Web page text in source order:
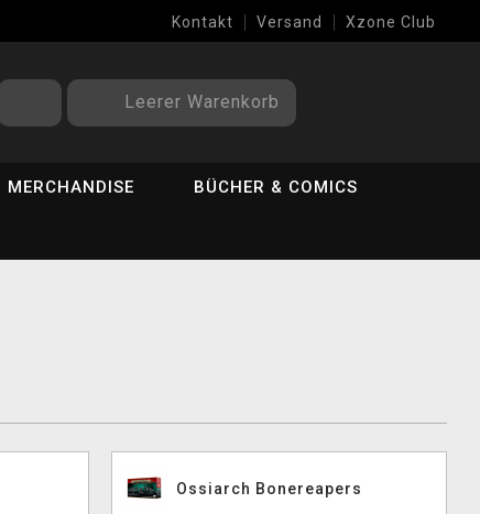
Kontakt Versand Xzone Club
Leerer Warenkorb
MERCHANDISE BÜCHER & COMICS
Ossiarch Bonereapers